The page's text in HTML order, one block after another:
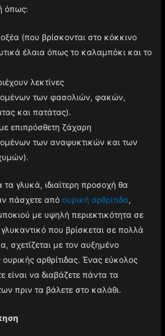
όπως:
(που βρίσκονται στο κόκκινο
έλαια όπως το καλαμπόκι και το
λεκτίνες
των φασολιών, φακών,
και πατάτας).
επιπρόσθετη ζάχαρη
των αναψυκτικών και των
γλυκά, ιδιαίτερη προσοχή θα
πάσχετε απόουρική αρθρίτιδα,
με υψηλή περιεκτικότητα σε
που βρίσκεται σε πολλά
σχετίζεται με τον αυξημένο
αρθρίτιδας. Ένας εύκολος
είναι να διαβάζετε πάντα τα
πριν τα βάλετε στο καλάθι.